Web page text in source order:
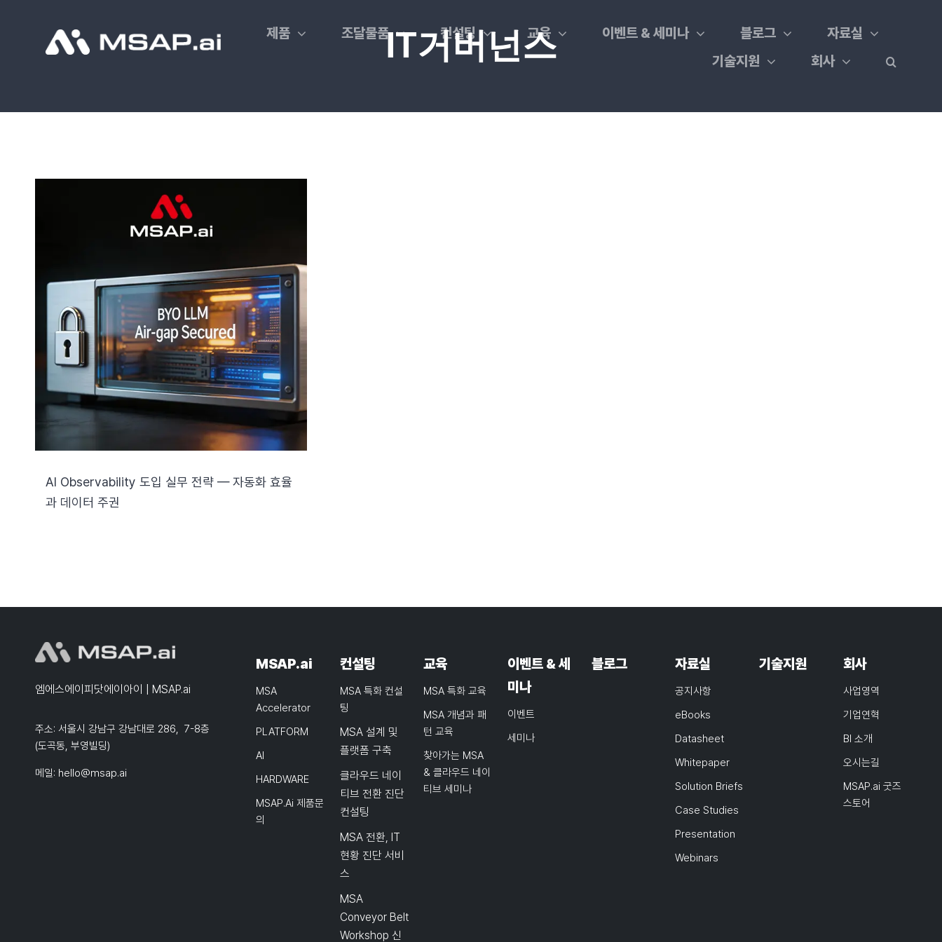
제품 조달물품 컨설팅 교육 이벤트 & 세미나 블로그
자료실
기술지원
회사
IT거버넌스
AI Observability 도입 실무 전략 — 자동화 효율
과 데이터 주권
엠에스에이피닷에이아이 | MSAP.ai
주소: 서울시 강남구 강남대로 286, 7-8층
(도곡동, 부영빌딩)
메일: hello@msap.ai
MSAP.ai
MSA
Accelerator
PLATFORM
AI
HARDWARE
MSAP.ai 제품문
의
컨설팅
MSA 특화 컨설
팅
MSA 설계 및
플랫폼 구축
클라우드 네이
티브 전환 진단
컨설팅
MSA 전환, IT
현황 진단 서비
스
MSA
Conveyor Belt
Workshop 신
교육
MSA 특화 교육
MSA 개념과 패
턴 교육
찾아가는 MSA
& 클라우드 네이
티브 세미나
이벤트 & 세
미나
이벤트
세미나
블로그 자료실
공지사항
eBooks
Datasheet
Whitepaper
Solution Briefs
Case Studies
Presentation
Webinars
기술지원 회사
사업영역
기업연혁
BI 소개
오시는길
MSAP.ai 굿즈
스토어